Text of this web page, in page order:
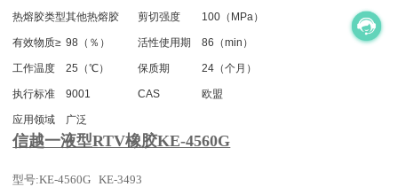
热熔胶类型其他热熔胶 剪切强度 100（MPa）
有效物质≥ 98（％） 活性使用期 86（min）
工作温度 25（℃） 保质期 24（个月）
执行标准 9001 CAS 欧盟
应用领域 广泛
信越一液型RTV橡胶KE-4560G
型号:KE-4560G KE-3493